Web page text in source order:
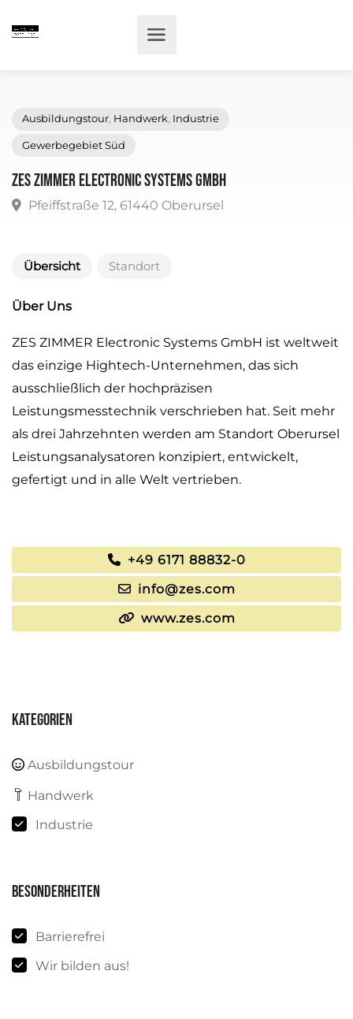
ZES ZIMMER Electronic Systems GmbH
Übersicht Standort
Über Uns
ZES ZIMMER Electronic Systems GmbH ist weltweit
das einzige Hightech-Unternehmen, das sich
ausschließlich der hochpräzisen
Leistungsmesstechnik verschrieben hat. Seit mehr
als drei Jahrzehnten werden am Standort Oberursel
Leistungsanalysatoren konzipiert, entwickelt,
gefertigt und in alle Welt vertrieben.
+49 6171 88832-0
info@zes.com
www.zes.com
Kategorien
Ausbildungstour
Handwerk
Industrie
Besonderheiten
Barrierefrei
Wir bilden aus!